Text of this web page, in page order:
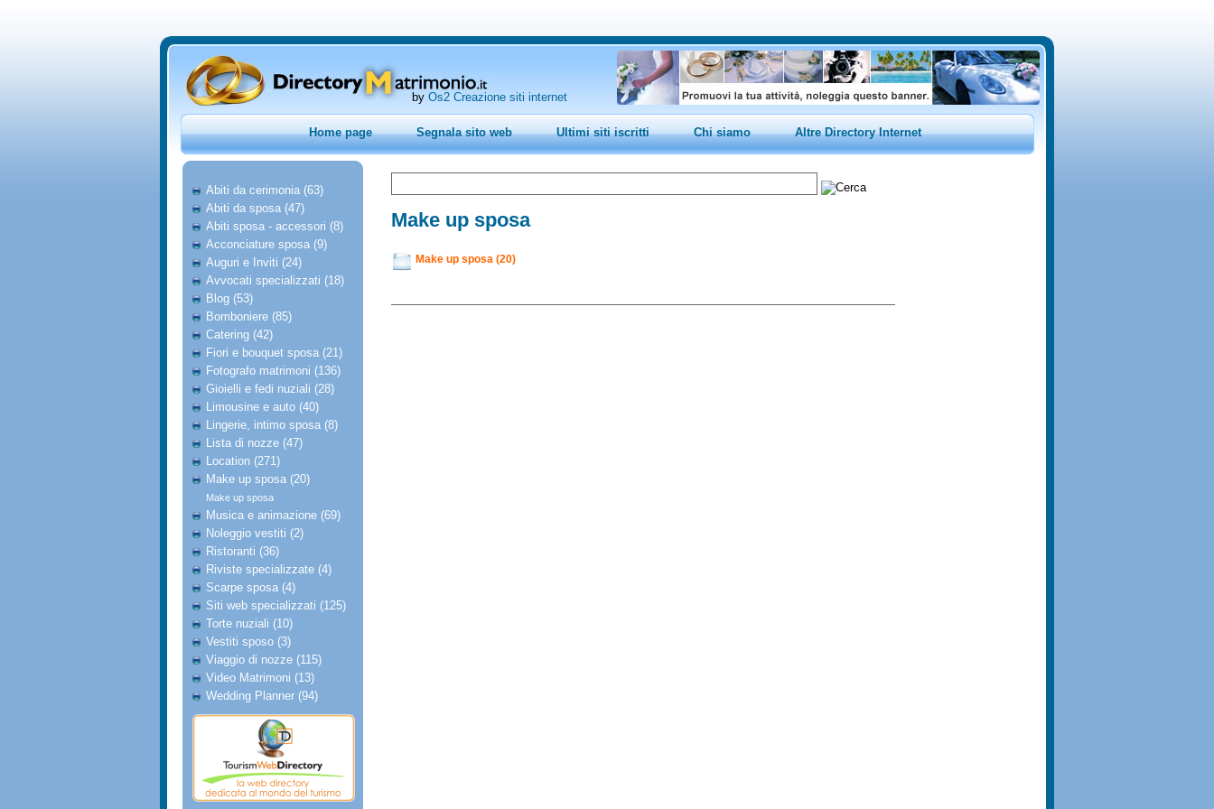
by Os2 Creazione siti internet
Home page Segnala sito web Ultimi siti iscritti Chi siamo Altre Directory Internet
Abiti da cerimonia (63)
Abiti da sposa (47)
Abiti sposa - accessori (8)
Acconciature sposa (9)
Auguri e Inviti (24)
Avvocati specializzati (18)
Blog (53)
Bomboniere (85)
Catering (42)
Fiori e bouquet sposa (21)
Fotografo matrimoni (136)
Gioielli e fedi nuziali (28)
Limousine e auto (40)
Lingerie, intimo sposa (8)
Lista di nozze (47)
Location (271)
Make up sposa (20)
Make up sposa
Musica e animazione (69)
Noleggio vestiti (2)
Ristoranti (36)
Riviste specializzate (4)
Scarpe sposa (4)
Siti web specializzati (125)
Torte nuziali (10)
Vestiti sposo (3)
Viaggio di nozze (115)
Video Matrimoni (13)
Wedding Planner (94)
Make up sposa
Make up sposa (20)